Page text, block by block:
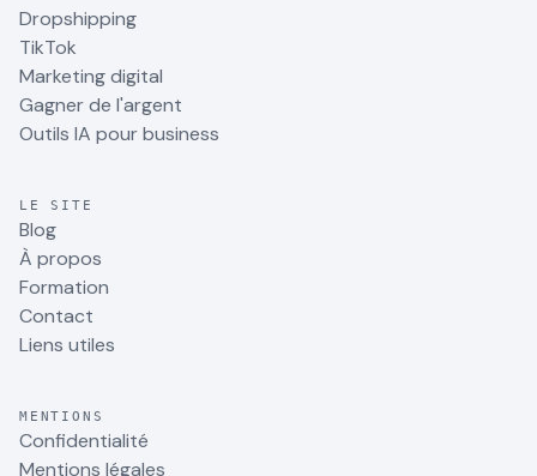
Dropshipping
TikTok
Marketing digital
Gagner de l'argent
Outils IA pour business
LE SITE
Blog
À propos
Formation
Contact
Liens utiles
MENTIONS
Confidentialité
Mentions légales